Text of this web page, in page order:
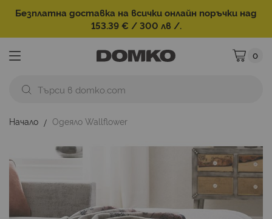
Безплатна доставка на всички онлайн поръчки над
153.39 € / 300 лв /.
Моята
0
Начало
Одеяло Wallflower
края
на
галерията
изображенията